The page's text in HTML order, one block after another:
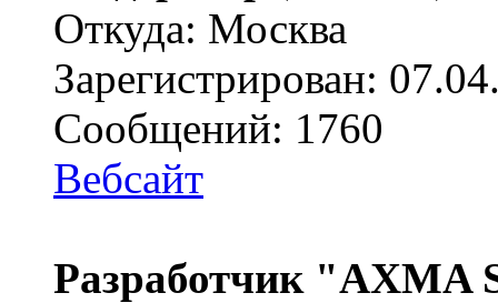
Откуда: Москва
Зарегистрирован:
Сообщений: 1760
Вебсайт
Разработчик "AXMA